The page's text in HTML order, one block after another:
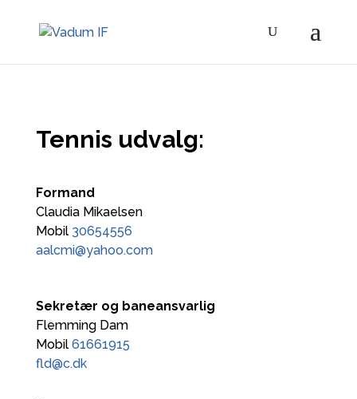
​Tennis udvalg:
Formand
Claudia Mikaelsen
Mobil 30654556
aalcmi@yahoo.com
Sekretær og baneansvarlig
Flemming Dam
Mobil 61661915
fld@c.dk